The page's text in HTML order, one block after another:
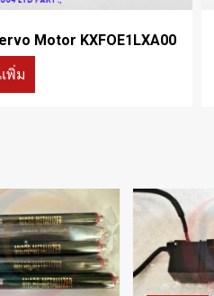
Motor KXFOE1LXA00
พิ่ม